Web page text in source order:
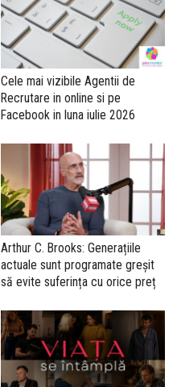
Cele mai vizibile Agentii de
Recrutare in online si pe
Facebook in luna iulie 2026
Arthur C. Brooks: Generațiile
actuale sunt programate greșit
să evite suferința cu orice preț